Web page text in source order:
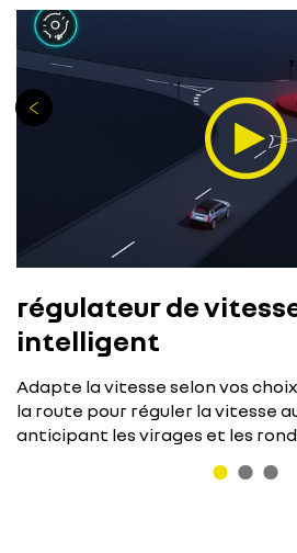
régulateur de
intelligent
Adapte la vitesse selon vos
la route pour réguler la vitesse
anticipant les virages et les